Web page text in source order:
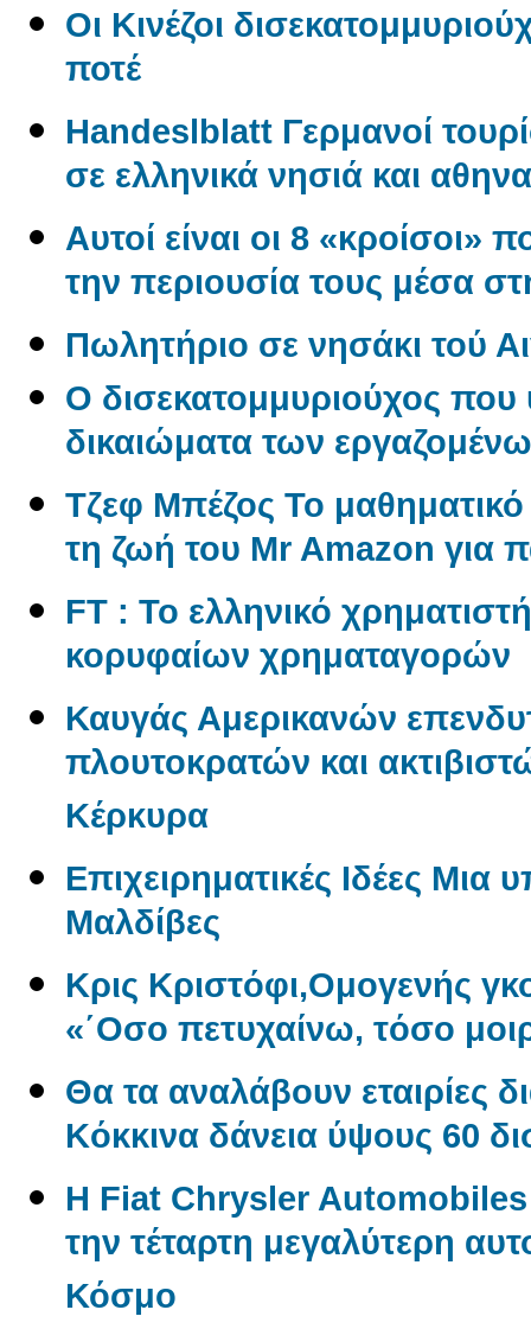
Οι Κινέζοι
ποτέ
Handeslblatt Γερμανοί
σε ελληνικά νησιά και
Αυτοί είναι οι 8 «κροίσοι»
την περιουσία τους μέσα
Πωλητήριο σε νησάκι τού
O δισεκατομμυριούχος που
δικαιώματα των
Tζεφ Μπέζος Το
τη ζωή του Mr Amazon για
FT : Το ελληνικό
κορυφαίων χρηματαγορών
Καυγάς Αμερικανών
πλουτοκρατών και
Κέρκυρα
Επιχειρηματικές Ιδέες Μια
Μαλδίβες
Κρις Κριστόφι,Ομογενής
«΄Οσο πετυχαίνω, τόσο
Θα τα αναλάβουν εταιρίες
Kόκκινα δάνεια ύψους 60
Η Fiat Chrysler Automobiles
την τέταρτη μεγαλύτερη
Κόσμο